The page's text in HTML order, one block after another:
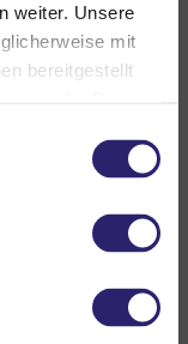
weiter. Unsere
mit
bereitgestellt
nutzen.